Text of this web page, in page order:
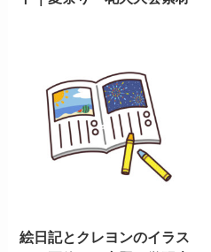
絵日記とクレヨンのイラス